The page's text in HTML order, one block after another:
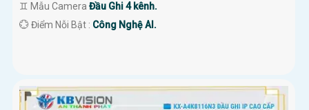
♊ Mẫu Camera Đầu Ghi 4 kênh.
️💮 Điểm Nỗi Bật : Công Nghệ AI.